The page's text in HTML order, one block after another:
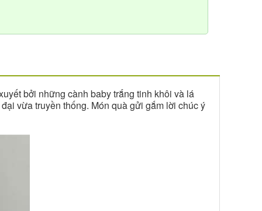
bởi những cành baby trắng tinh khôi và lá
vừa truyền thống. Món quà gửi gắm lời chúc ý